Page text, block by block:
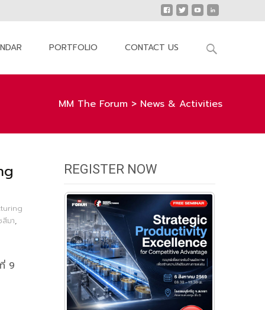
PORTFOLIO CONTACT US
Search
MM The Forum > News & Activities
สีมา,
9
REGISTER NOW